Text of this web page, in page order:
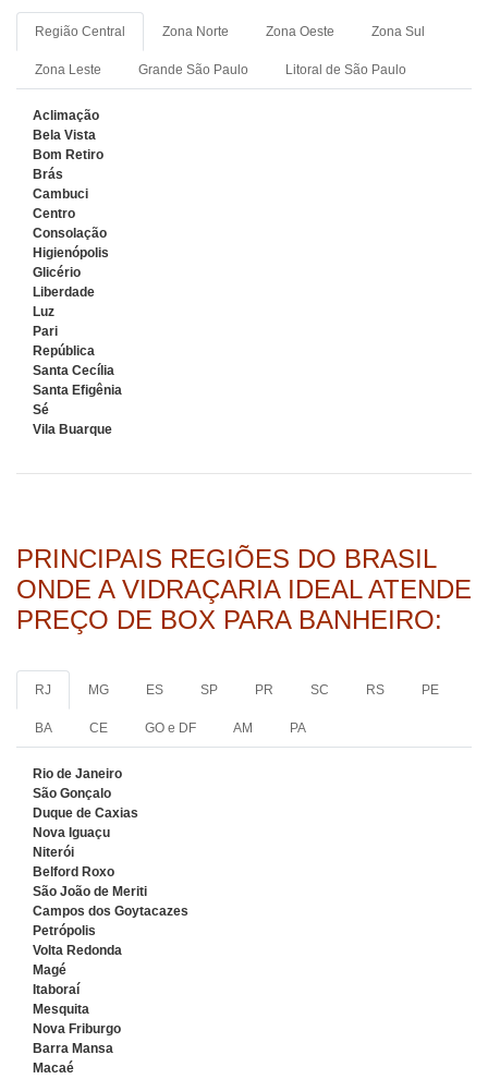
Região Central Zona Norte Zona Oeste Zona Sul
Zona Leste Grande São Paulo Litoral de São Paulo
Aclimação
Bela Vista
Bom Retiro
Brás
Cambuci
Centro
Consolação
Higienópolis
Glicério
Liberdade
Luz
Pari
República
Santa Cecília
Santa Efigênia
Sé
Vila Buarque
PRINCIPAIS REGIÕES DO BRASIL
ONDE A VIDRAÇARIA IDEAL ATENDE
PREÇO DE BOX PARA BANHEIRO:
RJ MG ES SP PR SC RS PE
BA CE GO e DF AM PA
Rio de Janeiro
São Gonçalo
Duque de Caxias
Nova Iguaçu
Niterói
Belford Roxo
São João de Meriti
Campos dos Goytacazes
Petrópolis
Volta Redonda
Magé
Itaboraí
Mesquita
Nova Friburgo
Barra Mansa
Macaé